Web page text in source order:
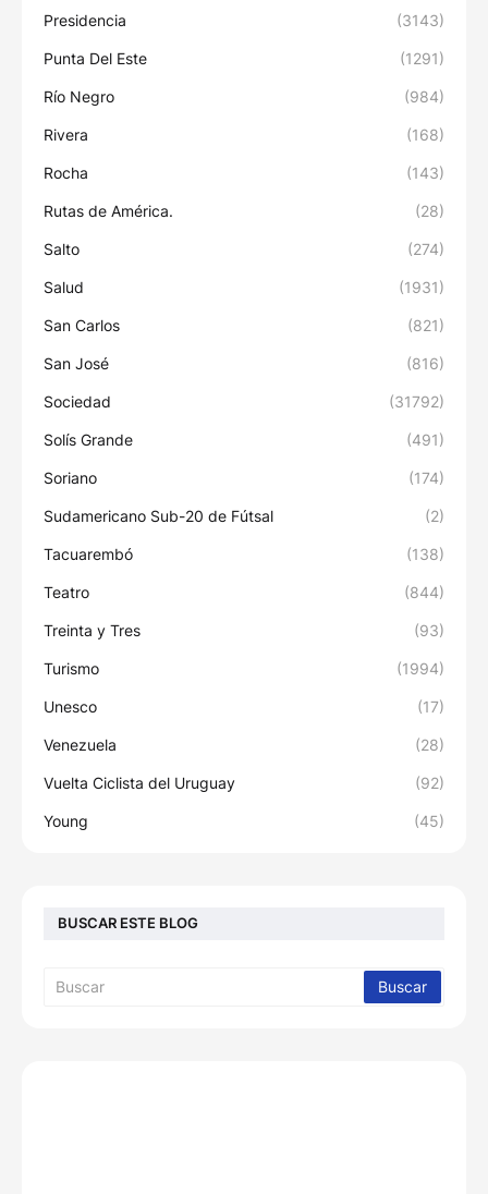
Presidencia (3143)
Punta Del Este (1291)
Río Negro (984)
Rivera (168)
Rocha (143)
Rutas de América. (28)
Salto (274)
Salud (1931)
San Carlos (821)
San José (816)
Sociedad (31792)
Solís Grande (491)
Soriano (174)
Sudamericano Sub-20 de Fútsal (2)
Tacuarembó (138)
Teatro (844)
Treinta y Tres (93)
Turismo (1994)
Unesco (17)
Venezuela (28)
Vuelta Ciclista del Uruguay (92)
Young (45)
BUSCAR ESTE BLOG